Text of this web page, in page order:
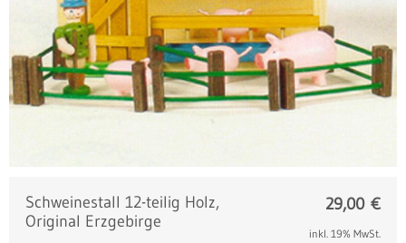
29,00€
Schweinestall 12-teilig Holz,
Original Erzgebirge
inkl. 19% MwSt.